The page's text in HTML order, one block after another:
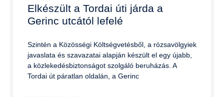
Elkészült a Tordai úti járda a
Gerinc utcától lefelé
Szintén a Közösségi Költségvetésből, a rózsavölgyiek
javaslata és szavazatai alapján készült el egy újabb,
a közlekedésbiztonságot szolgáló beruházás. A
Tordai út páratlan oldalán, a Gerinc